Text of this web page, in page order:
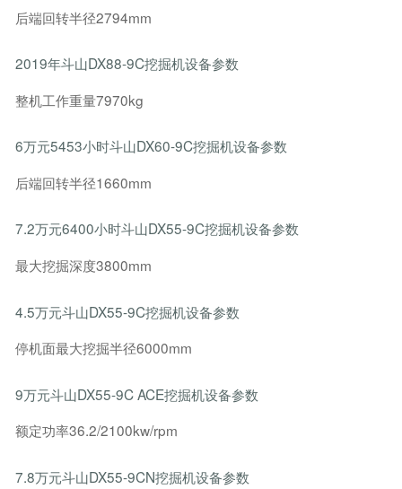
后端回转半径2794mm
2019年斗山DX88-9C挖掘机设备参数
整机工作重量7970kg
6万元5453小时斗山DX60-9C挖掘机设备参数
后端回转半径1660mm
7.2万元6400小时斗山DX55-9C挖掘机设备参数
最大挖掘深度3800mm
4.5万元斗山DX55-9C挖掘机设备参数
停机面最大挖掘半径6000mm
9万元斗山DX55-9C ACE挖掘机设备参数
额定功率36.2/2100kw/rpm
7.8万元斗山DX55-9CN挖掘机设备参数